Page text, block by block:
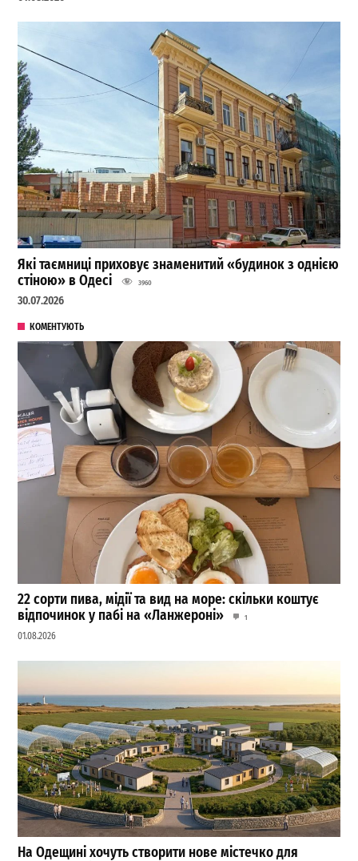
Які таємниці приховує знаменитий «будинок з однією
стіною» в Одесі
3960
30.07.2026
КОМЕНТУЮТЬ
22 сорти пива, мідії та вид на море: скільки коштує
відпочинок у пабі на «Ланжероні»
1
01.08.2026
На Одещині хочуть створити нове містечко для